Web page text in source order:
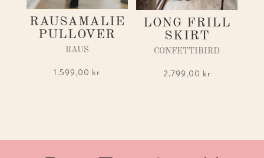
RAUSAMALIE
PULLOVER
RAUS
1.599,00 kr
LONG FRILL
SKIRT
CONFETTIBIRD
2.799,00 kr